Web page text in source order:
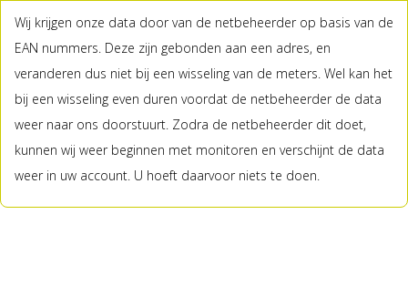
Wij krijgen onze data door van de netbeheerder op basis van de
EAN nummers. Deze zijn gebonden aan een adres, en
veranderen dus niet bij een wisseling van de meters. Wel kan het
bij een wisseling even duren voordat de netbeheerder de data
weer naar ons doorstuurt. Zodra de netbeheerder dit doet,
kunnen wij weer beginnen met monitoren en verschijnt de data
weer in uw account. U hoeft daarvoor niets te doen.